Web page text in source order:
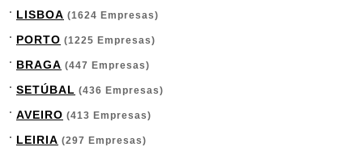
LISBOA (1624 Empresas)
PORTO (1225 Empresas)
BRAGA (447 Empresas)
SETÚBAL (436 Empresas)
AVEIRO (413 Empresas)
LEIRIA (297 Empresas)